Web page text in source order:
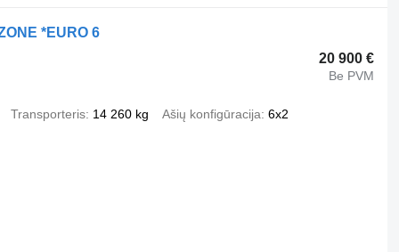
*EURO 6
20 900 €
Be PVM
Transporteris 14 260 kg Ašių konfigūracija 6x2